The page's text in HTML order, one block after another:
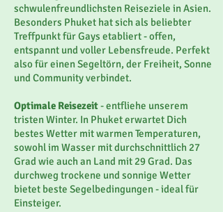
schwulenfreundlichsten Reiseziele in Asien.
Besonders Phuket hat sich als beliebter
Treffpunkt für Gays etabliert - offen,
entspannt und voller Lebensfreude. Perfekt
also für einen Segeltörn, der Freiheit, Sonne
und Community verbindet.
Optimale Reisezeit- entfliehe unserem
tristen Winter. In Phuket erwartet Dich
bestes Wetter mit warmen Temperaturen,
sowohl im Wasser mit durchschnittlich 27
Grad wie auch an Land mit 29 Grad. Das
durchweg trockene und sonnige Wetter
bietet beste Segelbedingungen - ideal für
Einsteiger.